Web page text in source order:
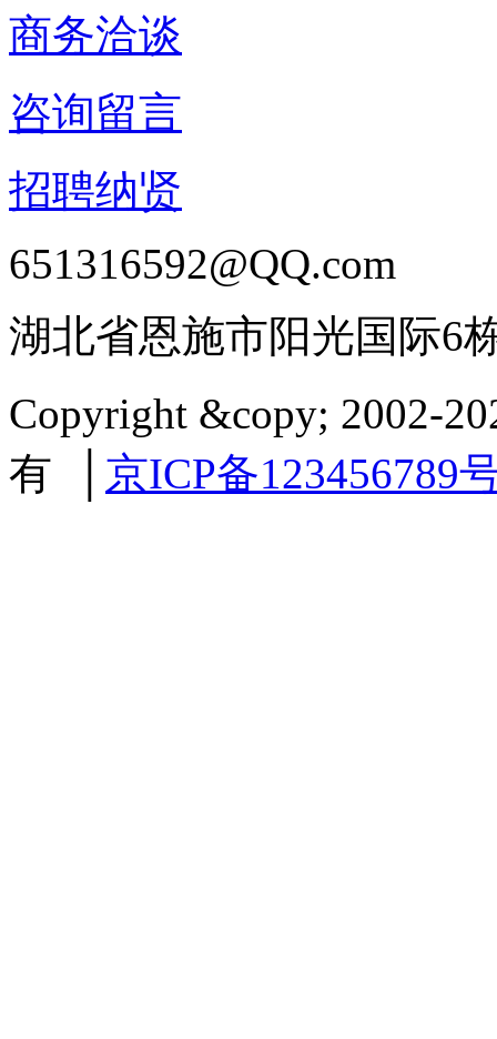
商务洽谈
咨询留言
招聘纳贤
651316592@QQ.com
湖北省恩施市阳光国际6
Copyright &copy; 2002-
有 │ 京ICP备123456789